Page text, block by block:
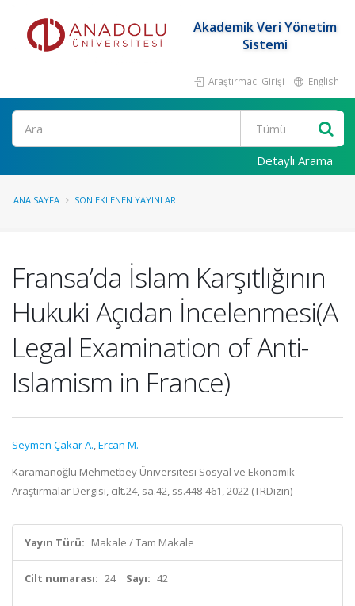
Akademik Veri Yönetim
Sistemi
Araştırmacı Girişi English
Ara
Detaylı Arama
ANA SAYFA SON EKLENEN YAYINLAR
Fransa’da İslam Karşıtlığının
Hukuki Açıdan İncelenmesi(A
Legal Examination of Anti-
Islamism in France)
Seymen Çakar A.,Ercan M.
Karamanoğlu Mehmetbey Üniversitesi Sosyal ve Ekonomik
Araştırmalar Dergisi, cilt.24, sa.42, ss.448-461, 2022 (TRDizin)
Yayın Türü: Makale / Tam Makale
Cilt numarası: 24 Sayı: 42